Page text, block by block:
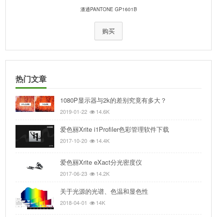
潘通PANTONE GP1601B
购买
热门文章
1080P显示器与2k的差别究竟有多大？
2019-01-22 14.6K
爱色丽Xrite i1Profiler色彩管理软件下载
2017-10-20 14.4K
爱色丽Xrite eXact分光密度仪
2017-06-23 14.2K
关于光源的光谱、色温和显色性
2018-04-01 14K